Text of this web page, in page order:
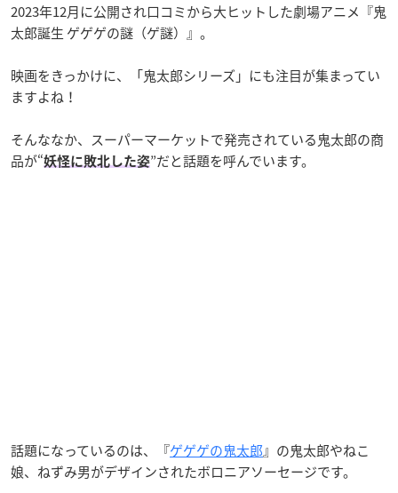
2023年12月に公開され口コミから大ヒットした劇場アニメ『鬼
太郎誕生 ゲゲゲの謎（ゲ謎）』。
映画をきっかけに、「鬼太郎シリーズ」にも注目が集まってい
ますよね！
そんななか、スーパーマーケットで発売されている鬼太郎の商
品が“妖怪に敗北した姿”だと話題を呼んでいます。
話題になっているのは、『ゲゲゲの鬼太郎』の鬼太郎やねこ
娘、ねずみ男がデザインされたボロニアソーセージです。